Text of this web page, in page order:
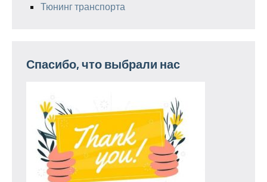
Тюнинг транспорта
Спасибо, что выбрали нас